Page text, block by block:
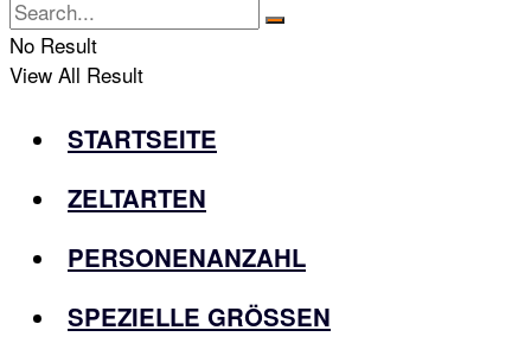
No Result
View All Result
STARTSEITE
ZELTARTEN
PERSONENANZAHL
SPEZIELLE GRÖSSEN